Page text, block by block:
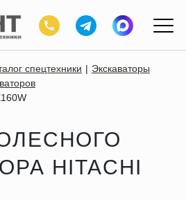
спецтехники
Экскаваторы
HITACHI